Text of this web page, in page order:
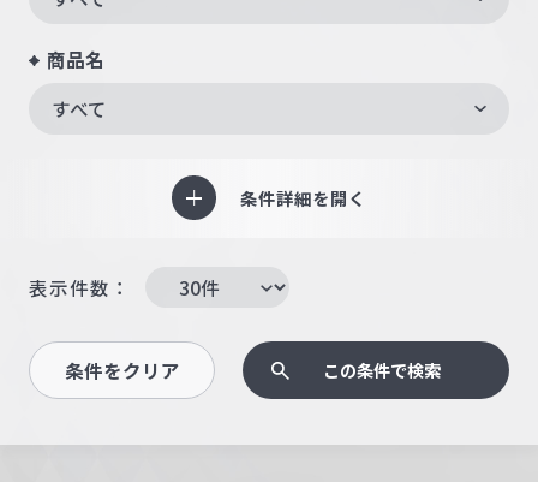
商品名
すべて
条件詳細を開く
表示件数：
条件をクリア この条件で検索